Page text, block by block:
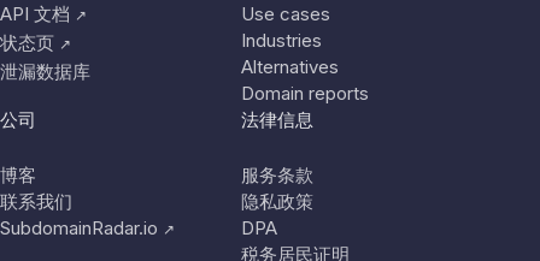
API 文档 ↗
状态页 ↗
泄漏数据库
Use cases
Industries
Alternatives
Domain reports
公司
博客
联系我们
SubdomainRadar.io ↗
法律信息
服务条款
隐私政策
DPA
税务居民证明